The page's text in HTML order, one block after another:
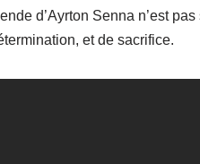
d’Ayrton Senna n’est
et de sacrifice.